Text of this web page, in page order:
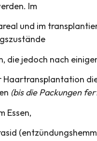
Im
und im
die jedoch nach
Haartransplantation
(bis die Packungen
Essen,